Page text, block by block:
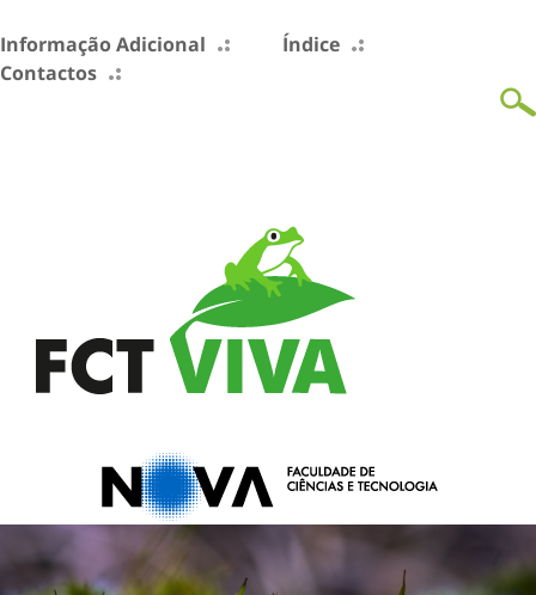
Informação Adicional
Índice
Contactos